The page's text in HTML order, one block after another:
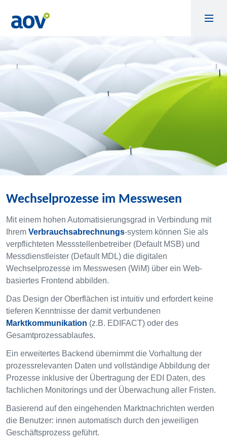
Wechselprozesse im Messwesen
Mit einem hohen Automatisierungsgrad in Verbindung mit
Ihrem Verbrauchsabrechnungs-system können Sie als
verpflichteten Messstellenbetreiber (Default MSB) und
Messdienstleister (Default MDL) die digitalen
Wechselprozesse im Messwesen (WiM) über ein Web-
basiertes Frontend abbilden.
Das Design der Oberflächen ist intuitiv und erfordert keine
tieferen Kenntnisse der damit verbundenen
Marktkommunikation (z.B. EDIFACT) oder des
Gesamtprozessablaufes.
Ein erweitertes Backend übernimmt die Vorhaltung der
prozessrelevanten Daten und vollständige Abbildung der
Prozesse inklusive der Übertragung der EDI Daten, des
fachlichen Monitorings und der Überwachung aller Fristen.
Basierend auf den eingehenden Marktnachrichten werden
die Benutzer: innen automatisch durch den jeweiligen
Geschäftsprozess geführt.